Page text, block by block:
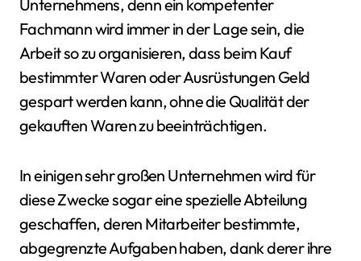
Unternehmens, denn ein kompetenter
Fachmann wird immer in der Lage sein, die
Arbeit so zu organisieren, dass beim Kauf
bestimmter Waren oder Ausrüstungen Geld
gespart werden kann, ohne die Qualität der
gekauften Waren zu beeinträchtigen.
In einigen sehr großen Unternehmen wird für
diese Zwecke sogar eine spezielle Abteilung
geschaffen, deren Mitarbeiter bestimmte,
abgegrenzte Aufgaben haben, dank derer ihre